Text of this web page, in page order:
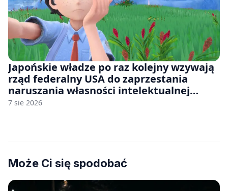
Japońskie władze po raz kolejny wzywają
rząd federalny USA do zaprzestania
naruszania własności intelektualnej
japońskich gier i anime
7 sie 2026
Może Ci się spodobać